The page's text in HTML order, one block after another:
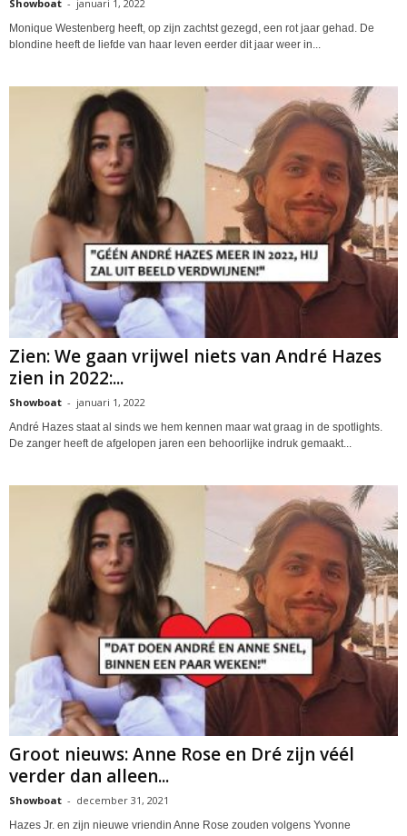
Showboat - januari 1, 2022
Monique Westenberg heeft, op zijn zachtst gezegd, een rot jaar gehad. De
blondine heeft de liefde van haar leven eerder dit jaar weer in...
Zien: We gaan vrijwel niets van André Hazes
zien in 2022:...
Showboat - januari 1, 2022
André Hazes staat al sinds we hem kennen maar wat graag in de spotlights.
De zanger heeft de afgelopen jaren een behoorlijke indruk gemaakt...
Groot nieuws: Anne Rose en Dré zijn véél
verder dan alleen...
Showboat - december 31, 2021
Hazes Jr. en zijn nieuwe vriendin Anne Rose zouden volgens Yvonne